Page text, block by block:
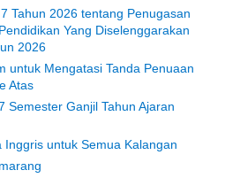
Tahun 2026 tentang Penugasan
Yang Diselenggarakan
2026
untuk Mengatasi Tanda Penuaan
Atas
Semester Ganjil Tahun Ajaran
Inggris untuk Semua Kalangan